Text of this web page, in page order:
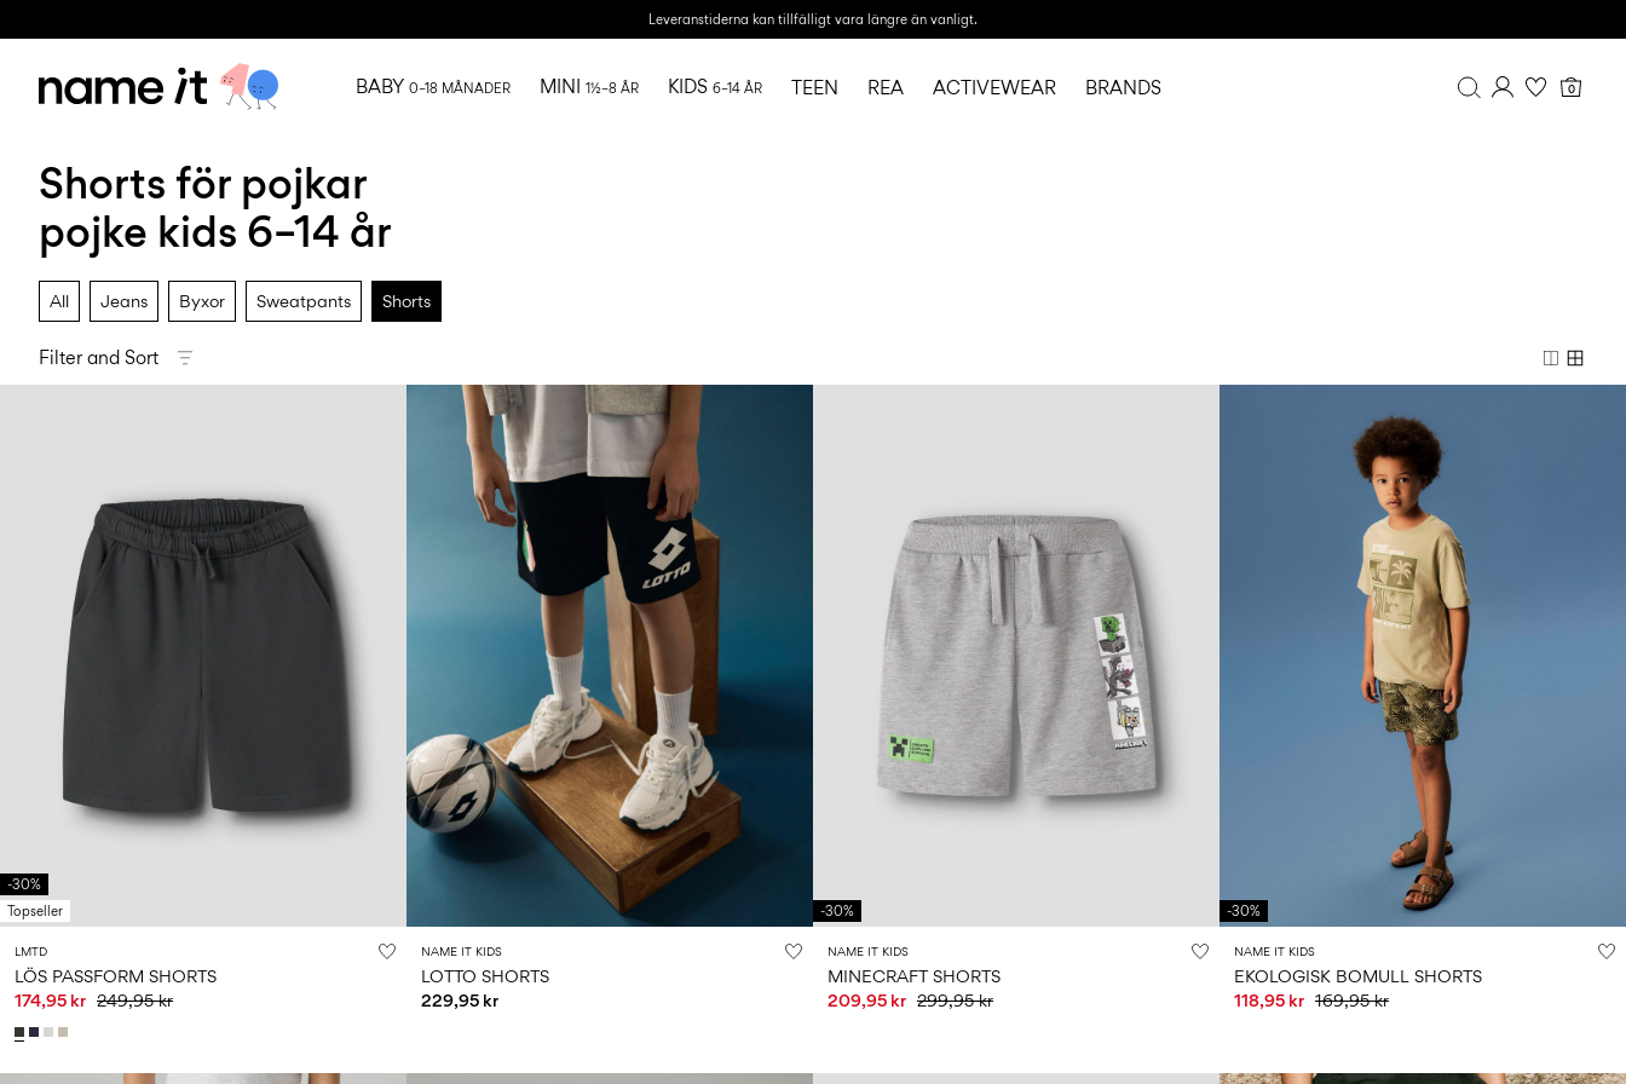
Leveranstiderna kan tillfälligt vara längre än vanligt.
0
BABY 0–18 MÅNADER MINI 1½–8 ÅR KIDS 6–14 ÅR TEEN REA ACTIVEWEAR BRANDS
Shorts för pojkar
pojke kids 6–14 år
All Jeans Byxor Sweatpants Shorts
Filter and Sort
-30%
Topseller
LMTD
LÖS PASSFORM SHORTS
174,95 kr 249,95 kr
NAME IT KIDS
LOTTO SHORTS
229,95 kr
-30%
NAME IT KIDS
MINECRAFT SHORTS
209,95 kr 299,95 kr
-30%
NAME IT KIDS
EKOLOGISK BOMULL SHORTS
118,95 kr 169,95 kr